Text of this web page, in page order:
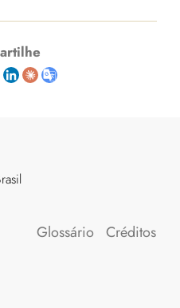
Glossário Créditos